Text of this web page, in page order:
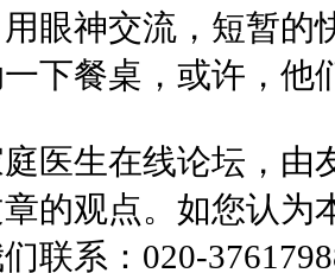
眼神交流，短暂的
下餐桌，或许，他
医生在线论坛，由
的观点。如您认为
联系：020-